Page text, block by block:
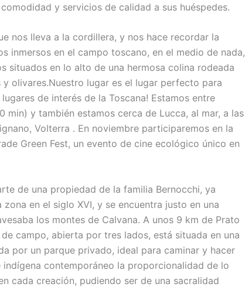
y servicios de calidad a sus huéspedes.
nos lleva a la cordillera, y nos hace recordar la
inmersos en el campo toscano, en el medio de nada,
situados en lo alto de una hermosa colina rodeada
olivares.Nuestro lugar es el lugar perfecto para
de interés de la Toscana! Estamos entre
min) y también estamos cerca de Lucca, al mar, a las
Volterra . En noviembre participaremos en la
Green Fest, un evento de cine ecológico único en
de una propiedad de la familia Bernocchi, ya
en el siglo XVI, y se encuentra justo en una
los montes de Calvana. A unos 9 km de Prato
campo, abierta por tres lados, está situada en una
por un parque privado, ideal para caminar y hacer
contemporáneo la proporcionalidad de lo
cada creación, pudiendo ser de una sacralidad